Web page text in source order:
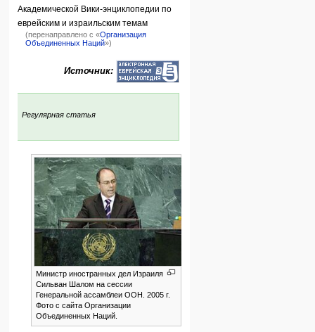
Академической Вики-энциклопедии по
еврейским и израильским темам
(перенаправлено с «Организация
Объединенных Наций»)
Источник:
Регулярная статья
Министр иностранных дел Израиля
Сильван Шалом на сессии
Генеральной ассамблеи ООН. 2005 г.
Фото с сайта Организации
Объединенных Наций.